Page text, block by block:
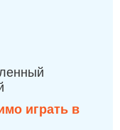
играть в